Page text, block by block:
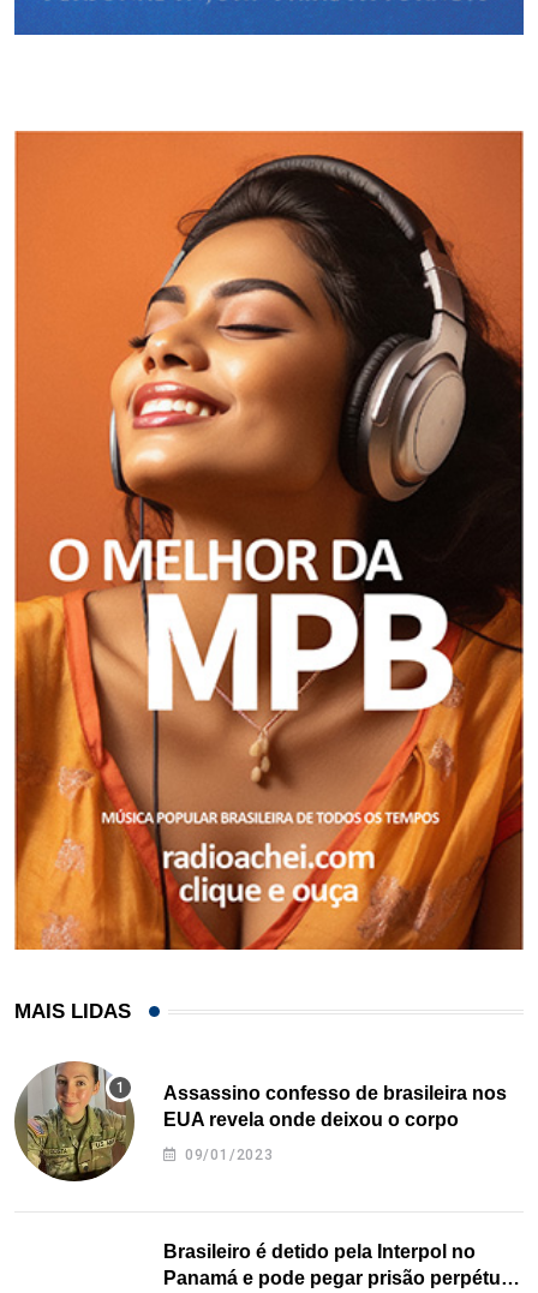
MAIS LIDAS
Assassino confesso de brasileira nos
EUA revela onde deixou o corpo
09/01/2023
Brasileiro é detido pela Interpol no
Panamá e pode pegar prisão perpétua